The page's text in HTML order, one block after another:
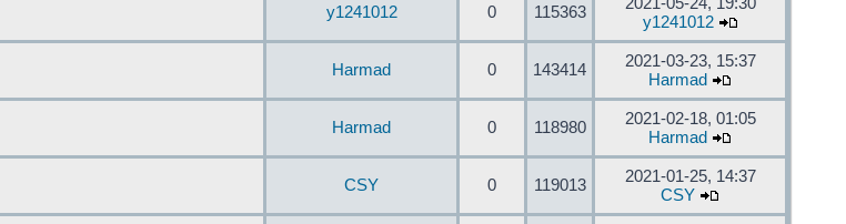
y1241012 0 115363
y1241012
Harmad 0 143414
2021-03-23, 15:37
Harmad
Harmad 0 118980
2021-02-18, 01:05
Harmad
CSY 0 119013
2021-01-25, 14:37
CSY